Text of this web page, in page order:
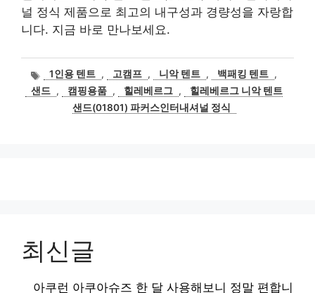
널 정식 제품으로 최고의 내구성과 경량성을 자랑합
니다. 지금 바로 만나보세요.
태
그
1인용 텐트 , 고캠프 , 니악 텐트 , 백패킹 텐트 ,
샌드 , 캠핑용품 , 힐레베르그 ,
힐레베르그 니악 텐트
샌드(01801) 파커스인터내셔널 정식
최신글
아쿠런 아쿠아슈즈 한 달 사용해보니 정말 편합니